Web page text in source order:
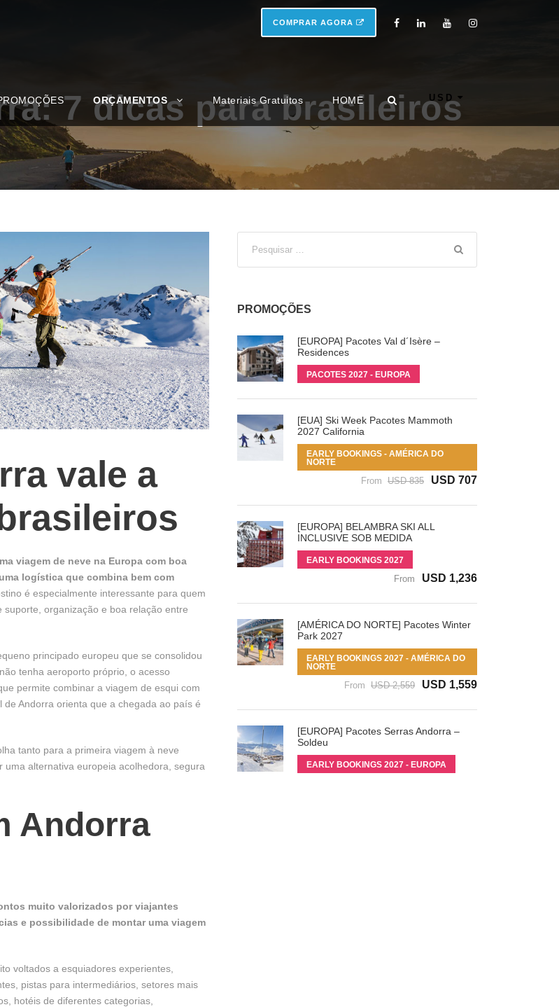
COMPRAR AGORA
ORÇAMENTOS Materiais Gratuitos HOME USD
7 dicas para brasileiros
vale a
viagem de neve na Europa com boa
logística que combina bem com
é especialmente interessante para quem
organização e boa relação entre
principado europeu que se consolidou
tenha aeroporto próprio, o acesso
permite combinar a viagem de esqui com
Andorra orienta que a chegada ao país é
tanto para a primeira viagem à neve
alternativa europeia acolhedora, segura
Andorra
muito valorizados por viajantes
e possibilidade de montar uma viagem
voltados a esquiadores experientes,
pistas para intermediários, setores mais
hotéis de diferentes categorias,
PROMOÇÕES
[EUROPA] Pacotes Val d´Isère –
Residences
PACOTES 2027 - EUROPA
[EUA] Ski Week Pacotes Mammoth
2027 California
EARLY BOOKINGS - AMÉRICA DO
NORTE
From USD 835 USD 707
[EUROPA] BELAMBRA SKI ALL
INCLUSIVE SOB MEDIDA
EARLY BOOKINGS 2027
From USD 1,236
[AMÉRICA DO NORTE] Pacotes Winter
Park 2027
EARLY BOOKINGS 2027 - AMÉRICA DO
NORTE
From USD 2,559 USD 1,559
[EUROPA] Pacotes Serras Andorra –
Soldeu
EARLY BOOKINGS 2027 - EUROPA